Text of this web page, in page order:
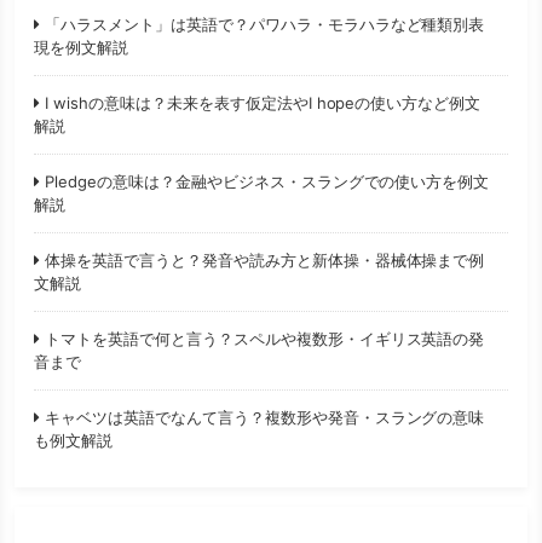
「ハラスメント」は英語で？パワハラ・モラハラなど種類別表
現を例文解説
I wishの意味は？未来を表す仮定法やI hopeの使い方など例文
解説
Pledgeの意味は？金融やビジネス・スラングでの使い方を例文
解説
体操を英語で言うと？発音や読み方と新体操・器械体操まで例
文解説
トマトを英語で何と言う？スペルや複数形・イギリス英語の発
音まで
キャベツは英語でなんて言う？複数形や発音・スラングの意味
も例文解説